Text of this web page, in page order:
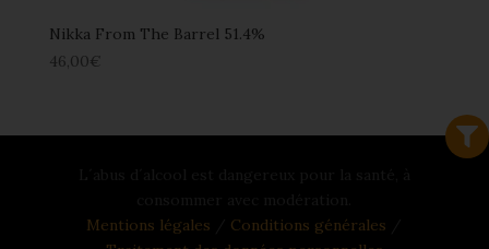
Nikka From The Barrel 51.4%
46,00€
Mentions légales
Conditions générales